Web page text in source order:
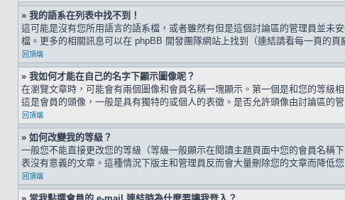
» 我的語系在列表中找不到！
這可能是沒有您所用語言的語系檔，或者雖然有但是這個討論區的管理員並未
檔。更多的相關訊息可以在 phpBB 開發團隊網站上找到（連結請看每一頁的頁
回頂端
» 我如何才能在自己的名字下顯示圖像呢？
在瀏覽文章時，可能會有兩個圖像和會員名稱一塊顯示。第一個是和您的等級
這是會員的頭像，一般是具有獨特的或個人的表徵。是否允許頭像由討論區的
回頂端
» 如何改變我的等級？
一般您不能直接更改您的等級（等級一般顯示在閱讀主題頁面中您的會員名稱
表沒有意義的文章。這種情況下版主和管理員反而會大量刪除您的文章而降低您
回頂端